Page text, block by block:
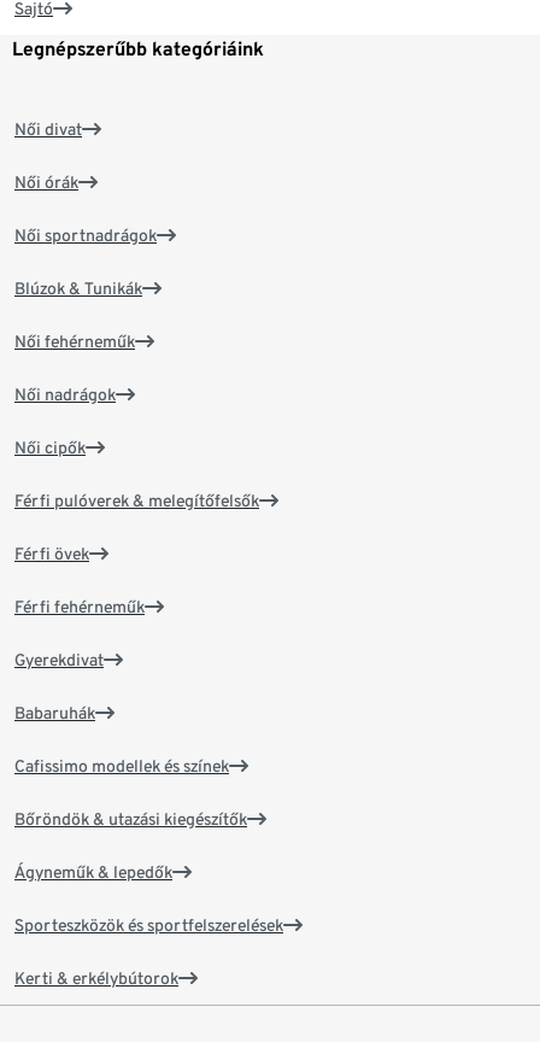
Sajtó
Legnépszerűbb kategóriáink
Női divat
Női órák
Női sportnadrágok
Blúzok & Tunikák
Női fehérneműk
Női nadrágok
Női cipők
Férfi pulóverek & melegítőfelsők
Férfi övek
Férfi fehérneműk
Gyerekdivat
Babaruhák
Cafissimo modellek és színek
Bőröndök & utazási kiegészítők
Ágyneműk & lepedők
Sporteszközök és sportfelszerelések
Kerti & erkélybútorok